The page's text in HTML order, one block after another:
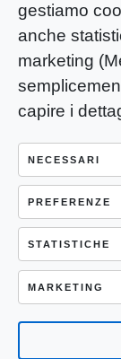
gestiamo
anche
marketing
capire i
NECESSARI
PREFERENZE
STATISTICHE
MARKETING
YOU-ng
giornalistica
Capua
ISSN 3103-
P.IVA:
Sede
NERONI 11